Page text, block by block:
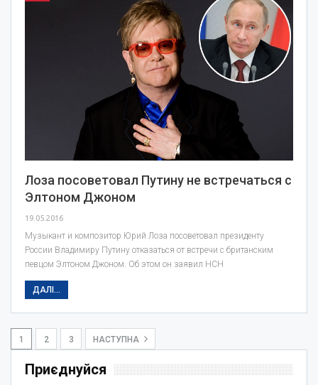
Лоза посоветовал Путину не встречаться с
Элтоном Джоном
19.05.2016
Музыкант и композитор Юрий Лоза посоветовал президенту
России Владимиру Путину отказаться от встречи с британским
певцом Элтоном Джоном. Об этом он заявил НСН
ДАЛІ...
1 2 3 НАСТУПНА
Приєднуйся